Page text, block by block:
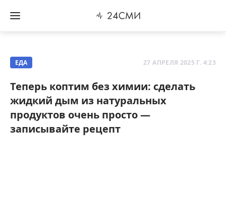
ЕДА 27 АПРЕЛЯ 2025 Г. 4:23
Теперь коптим без химии: сделать
жидкий дым из натуральных
продуктов очень просто —
записывайте рецепт